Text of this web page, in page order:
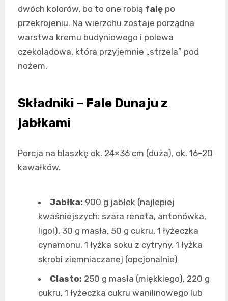
dwóch kolorów, bo to one robią falę po
przekrojeniu. Na wierzchu zostaje porządna
warstwa kremu budyniowego i polewa
czekoladowa, która przyjemnie „strzela” pod
nożem.
Składniki – Fale Dunaju z
jabłkami
Porcja na blaszkę ok. 24×36 cm (duża), ok. 16–20
kawałków.
Jabłka: 900 g jabłek (najlepiej
kwaśniejszych: szara reneta, antonówka,
ligol), 30 g masła, 50 g cukru, 1 łyżeczka
cynamonu, 1 łyżka soku z cytryny, 1 łyżka
skrobi ziemniaczanej (opcjonalnie)
Ciasto: 250 g masła (miękkiego), 220 g
cukru, 1 łyżeczka cukru wanilinowego lub